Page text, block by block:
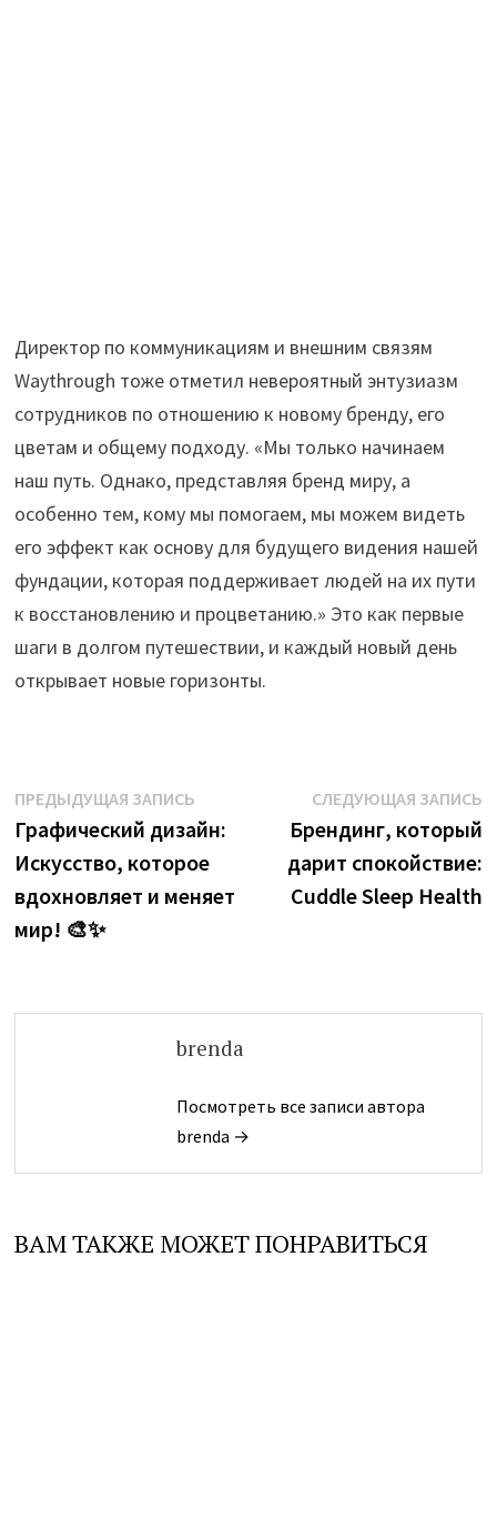
Директор по коммуникациям и внешним связям
Waythrough тоже отметил невероятный энтузиазм
сотрудников по отношению к новому бренду, его
цветам и общему подходу. «Мы только начинаем
наш путь. Однако, представляя бренд миру, а
особенно тем, кому мы помогаем, мы можем видеть
его эффект как основу для будущего видения нашей
фундации, которая поддерживает людей на их пути
к восстановлению и процветанию.» Это как первые
шаги в долгом путешествии, и каждый новый день
открывает новые горизонты.
Навигация
по
записям
ПРЕДЫДУЩАЯ ЗАПИСЬ
запись:
Графический дизайн:
Искусство, которое
вдохновляет и меняет
мир! 🎨✨
СЛЕДУЮЩАЯ ЗАПИСЬ
Брендинг, который
дарит спокойствие:
Cuddle Sleep Health
brenda
Посмотреть все записи автора
brenda →
ВАМ ТАКЖЕ МОЖЕТ ПОНРАВИТЬСЯ